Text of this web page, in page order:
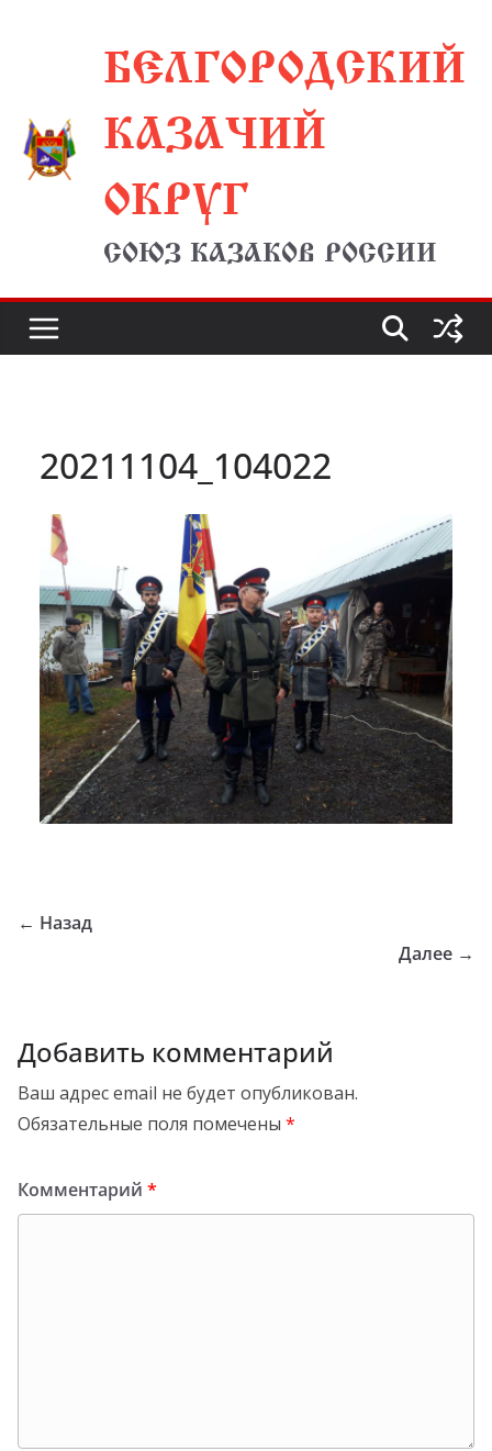
содержимомуБЕЛГОРОДСКИЙ
КАЗАЧИЙ
ОКРУГ
СОЮЗ КАЗАКОВ РОССИИ
20211104_104022
← Назад
Далее →
Добавить комментарий
Ваш адрес email не будет опубликован.
Обязательные поля помечены *
Комментарий *